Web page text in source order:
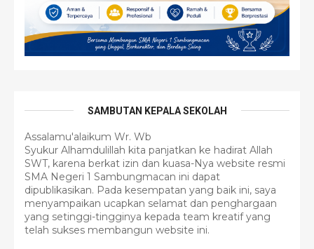
SAMBUTAN KEPALA SEKOLAH
Assalamu'alaikum Wr. Wb
Syukur Alhamdulillah kita panjatkan ke hadirat Allah
SWT, karena berkat izin dan kuasa-Nya website resmi
SMA Negeri 1 Sambungmacan ini dapat
dipublikasikan. Pada kesempatan yang baik ini, saya
menyampaikan ucapkan selamat dan penghargaan
yang setinggi-tingginya kepada team kreatif yang
telah sukses membangun website ini.